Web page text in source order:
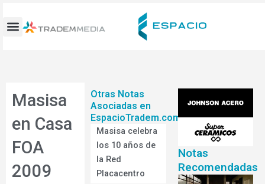
contenido
Masisa
en Casa
FOA
2009
Otras Notas
Asociadas en
EspacioTradem.com
Masisa celebra
los 10 años de
la Red
Placacentro
Notas
Recomendadas